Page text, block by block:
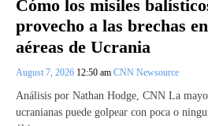
Cómo los misiles
provecho a las brechas
aéreas de Ucrania
August 7, 2026 12:50 am CNN Newsource
Análisis por Nathan Hodge, CNN La
ucranianas puede golpear con poca o